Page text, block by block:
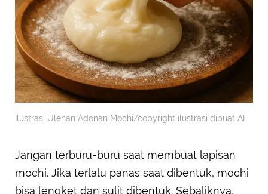
Ilustrasi Ulenan Adonan Mochi/copyright ilustrasi dibuat AI
Jangan terburu-buru saat membuat lapisan
mochi. Jika terlalu panas saat dibentuk, mochi
bisa lengket dan sulit dibentuk. Sebaliknya,